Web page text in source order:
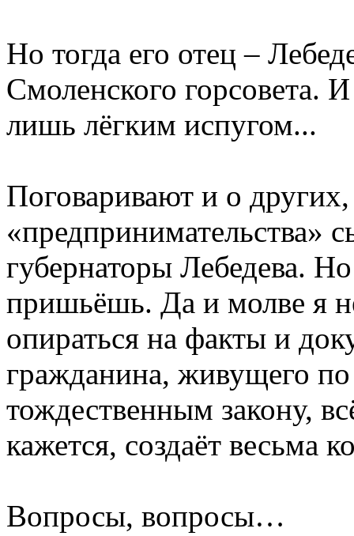
Но тогда его отец –
Смоленского горсовета.
лишь лёгким испугом...
Поговаривают и о
«предпринимательства»
губернаторы Лебедева.
пришьёшь. Да и молве я
опираться на факты и
гражданина, живущего
тождественным закону,
кажется, создаёт весьма
Вопросы, вопросы…